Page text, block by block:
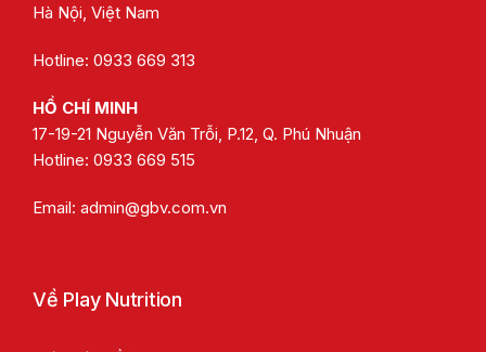
Hà Nội, Việt Nam
Hotline: 0933 669 313
HỒ CHÍ MINH
17-19-21 Nguyễn Văn Trỗi, P.12, Q. Phú Nhuận
Hotline: 0933 669 515
Email: admin@gbv.com.vn
Về Play Nutrition